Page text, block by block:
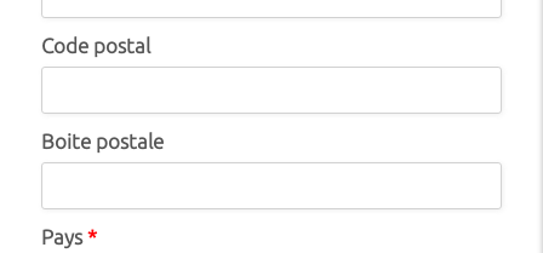
Code postal
Boite postale
Pays*